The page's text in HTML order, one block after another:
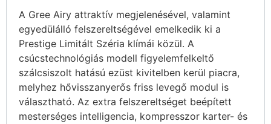
A Gree Airy attraktív megjelenésével, valamint
egyedülálló felszereltségével emelkedik ki a
Prestige Limitált Széria klímái közül. A
csúcstechnológiás modell figyelemfelkeltő
szálcsiszolt hatású ezüst kivitelben kerül piacra,
melyhez hővisszanyerős friss levegő modul is
választható. Az extra felszereltséget beépített
mesterséges intelligencia, kompresszor karter- és